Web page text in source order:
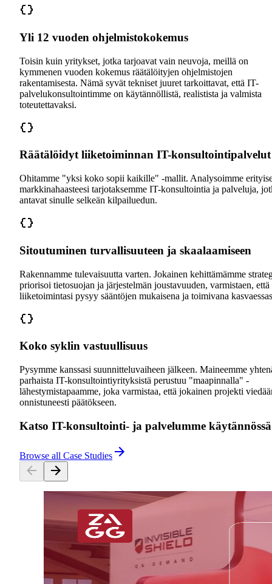
Yli 12 vuoden ohjelmistokokemus
Toisin kuin yritykset, jotka tarjoavat vain neuvoja, meillä on
kymmenen vuoden kokemus räätälöityjen ohjelmistojen
rakentamisesta. Nämä syvät tekniset juuret tarkoittavat, että IT-
palvelukonsultointimme on käytännöllistä, realistista ja valmista
toteutettavaksi.
Räätälöidyt liiketoiminnan IT-konsultointipalvelut
Ohitamme "yksi koko sopii kaikille" -mallit. Analysoimme
markkinahaasteesi tarjotaksemme IT-konsultointia ja palveluja,
antavat sinulle selkeän kilpailuedun.
Sitoutuminen turvallisuuteen ja skaalaamiseen
Rakennamme tulevaisuutta varten. Jokainen kehittämämme
priorisoi tietosuojan ja järjestelmän joustavuuden, varmistaen, että
liiketoimintasi pysyy sääntöjen mukaisena ja toimivana
Koko syklin vastuullisuus
Pysymme kanssasi suunnitteluvaiheen jälkeen. Maineemme
parhaista IT-konsultointiyrityksistä perustuu "maapinnalla" -
lähestymistapaamme, joka varmistaa, että jokainen projekti
onnistuneesti päätökseen.
Katso IT-konsultointi- ja palvelumme käytännössä
Browse all Case Studies